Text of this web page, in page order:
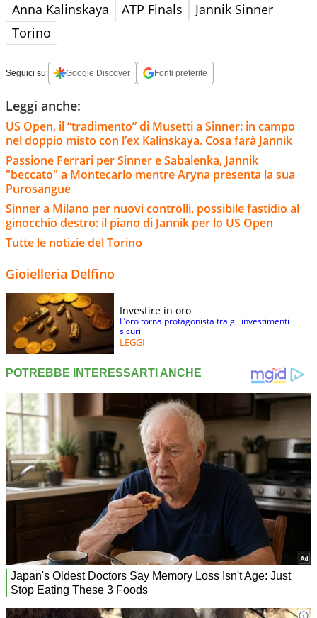
Anna Kalinskaya ATP Finals
Jannik Sinner
Torino
Seguici su: Google Discover Fonti preferite
Leggi anche:
US Open, il “tradimento” di Musetti a Sinner: in campo
nel doppio misto con l’ex Kalinskaya. Cosa farà Jannik
Passione Ferrari per Sinner e Sabalenka, Jannik
"beccato" a Montecarlo mentre Aryna presenta la sua
Purosangue
Sinner a Milano per nuovi controlli, possibile fastidio al
ginocchio destro: il piano di Jannik per lo US Open
Tutte le notizie del Torino
Gioielleria Delfino
Investire in oro
L’oro torna protagonista tra gli investimenti
sicuri
LEGGI